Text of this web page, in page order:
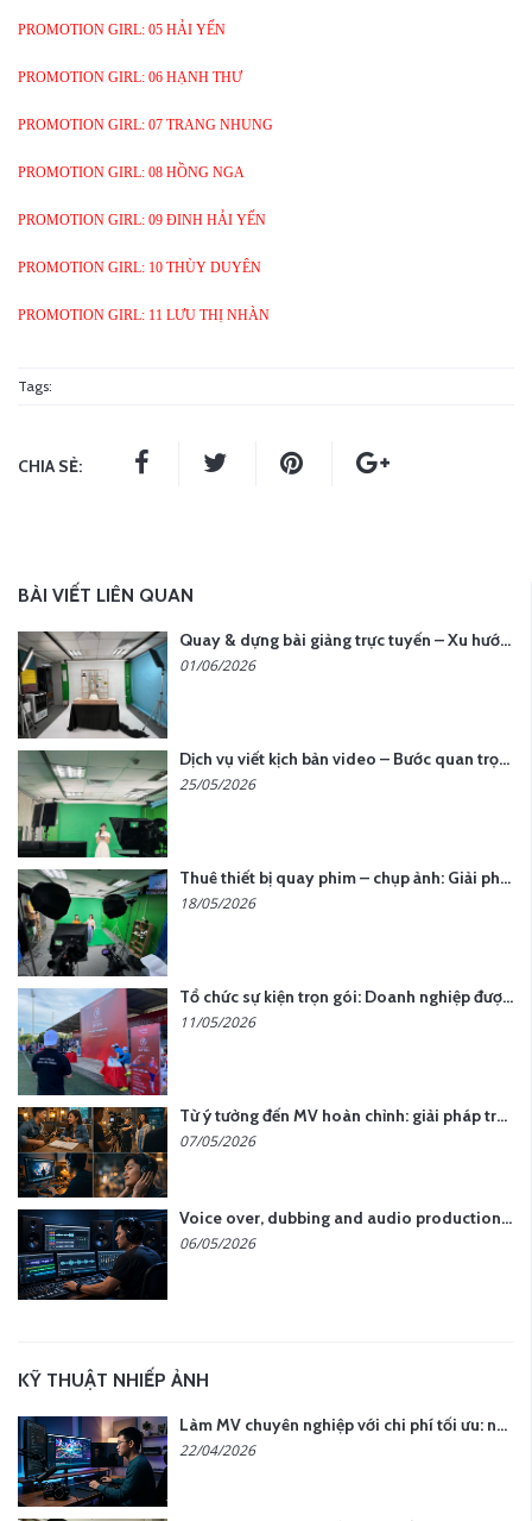
PROMOTION GIRL: 05 HẢI YẾN
PROMOTION GIRL: 06 HẠNH THƯ
PROMOTION GIRL: 07 TRANG NHUNG
PROMOTION GIRL: 08 HỒNG NGA
PROMOTION GIRL: 09 ĐINH HẢI YẾN
PROMOTION GIRL: 10 THÙY DUYÊN
PROMOTION GIRL: 11 LƯU THỊ NHÀN
Tags:
CHIA SẺ:
BÀI VIẾT LIÊN QUAN
Quay & dựng bài giảng trực tuyến – Xu hướng đào tạo thời đại số
01/06/2026
Dịch vụ viết kịch bản video – Bước quan trọng quyết định thành công nội dung
25/05/2026
Thuê thiết bị quay phim – chụp ảnh: Giải pháp tối ưu chi phí cho doanh nghiệp
18/05/2026
Tổ chức sự kiện trọn gói: Doanh nghiệp được gì khi chọn đơn vị chuyên nghiệp?
11/05/2026
Từ ý tưởng đến MV hoàn chỉnh: giải pháp trọn gói tại YCN Media
07/05/2026
Voice over, dubbing and audio production services in Vietnam for global content
06/05/2026
KỸ THUẬT NHIẾP ẢNH
Làm MV chuyên nghiệp với chi phí tối ưu: nên chọn quay thực tế hay video AI?
22/04/2026